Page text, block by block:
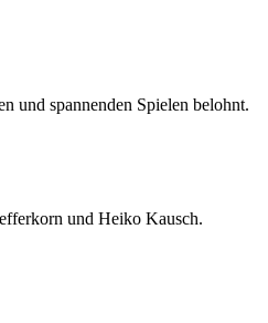
und spannenden Spielen belohnt.
und Heiko Kausch.